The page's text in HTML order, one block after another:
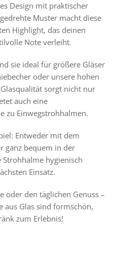
Design mit praktischer
Muster macht diese
Highlight, das deinen
Note verleiht.
sie ideal für größere Gläser
oder unsere hohen
sorgt nicht nur
auch eine
zu Einwegstrohhalmen.
Entweder mit dem
ganz bequem in der
Strohhalme hygienisch
Einsatz.
oder den täglichen Genuss –
aus Glas sind formschön,
zum Erlebnis!